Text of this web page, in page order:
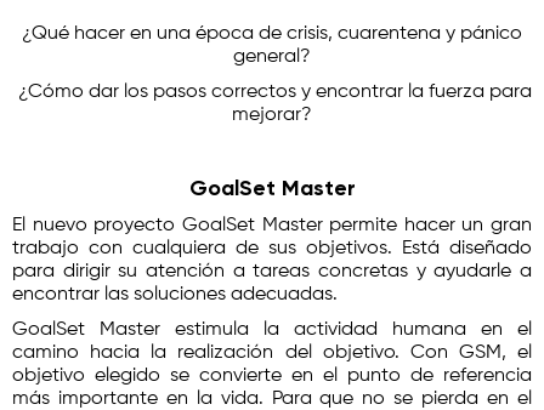
¿Qué hacer en una época de crisis, cuarentena y pánico
general?
¿Cómo dar los pasos correctos y encontrar la fuerza para
mejorar?
GoalSet Master
El nuevo proyecto GoalSet Master permite hacer un gran
trabajo con cualquiera de sus objetivos. Está diseñado
para dirigir su atención a tareas concretas y ayudarle a
encontrar las soluciones adecuadas.
GoalSet Master estimula la actividad humana en el
camino hacia la realización del objetivo. Con GSM, el
objetivo elegido se convierte en el punto de referencia
más importante en la vida. Para que no se pierda en el